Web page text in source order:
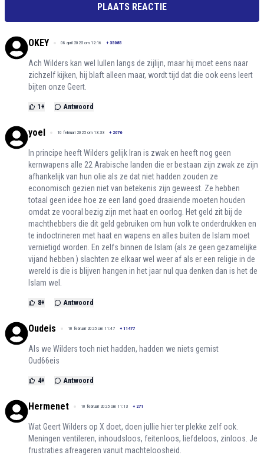
PLAATS REACTIE
OKEY 08 april 2025 om 12:16 + 35085
Ach Wilders kan wel lullen langs de zijlijn, maar hij moet eens naar
zichzelf kijken, hij blaft alleen maar, wordt tijd dat die ook eens leert
bijten onze Geert.
1+ Antwoord
yoel 10 februari 2025 om 13:33 + 2076
In principe heeft Wilders gelijk Iran is zwak en heeft nog geen
kernwapens alle 22 Arabische landen die er bestaan zijn zwak ze zijn
afhankelijk van hun olie als ze dat niet hadden zouden ze
economisch gezien niet van betekenis zijn geweest. Ze hebben
totaal geen idee hoe ze een land goed draaiende moeten houden
omdat ze vooral bezig zijn met haat en oorlog. Het geld zit bij de
machthebbers die dit geld gebruiken om hun volk te onderdrukken en
te indoctrineren met haat en wapens en alles buiten de Islam moet
vernietigd worden. En zelfs binnen de Islam (als ze geen gezamelijke
vijand hebben ) slachten ze elkaar wel weer af als er een religie in de
wereld is die is blijven hangen in het jaar nul qua denken dan is het de
Islam wel.
8+ Antwoord
Oudeis 10 februari 2025 om 11:47 + 11477
Als we Wilders toch niet hadden, hadden we niets gemist
Oud66eis
4+ Antwoord
Hermenet 10 februari 2025 om 11:13 + 271
Wat Geert Wilders op X doet, doen jullie hier ter plekke zelf ook.
Meningen ventileren, inhoudsloos, feitenloos, liefdeloos, zinloos. Je
frustraties afreageren vanuit machteloosheid.